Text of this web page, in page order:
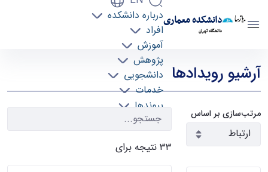
دانشکده معماری
دانشگاه تهران
درباره دانشکده
افراد
آموزش
پژوهش
دانشجویی
خدمات
پیوندها
تماس با ما
رویدادها - دانشکده معماری arch
آرشیو رویدادها
مرتب‌سازی بر اساس
۳۳ نتیجه برای